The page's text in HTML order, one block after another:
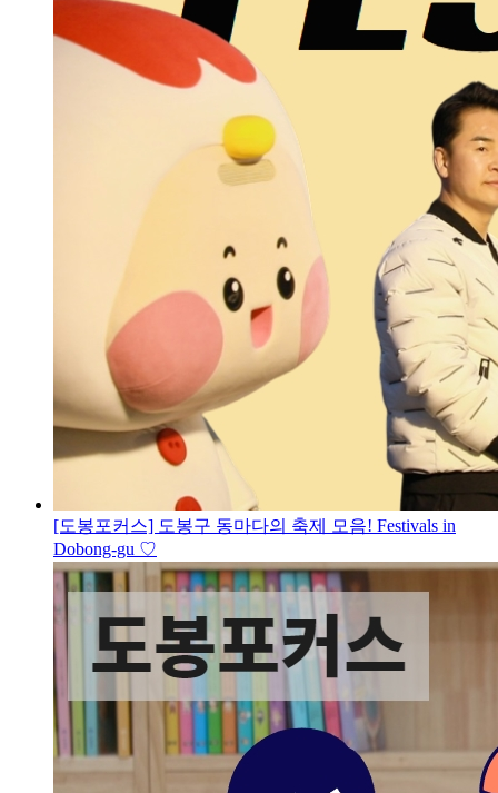
[도봉포커스] 도봉구 동마다의 축제 모음! Festivals in
Dobong-gu ♡